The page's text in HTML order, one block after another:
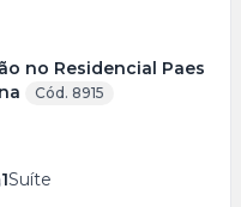
no Residencial Paes
Cód. 8915
1Suíte